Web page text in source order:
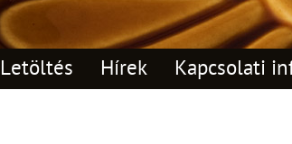
Letöltés Hírek Kapcsolati